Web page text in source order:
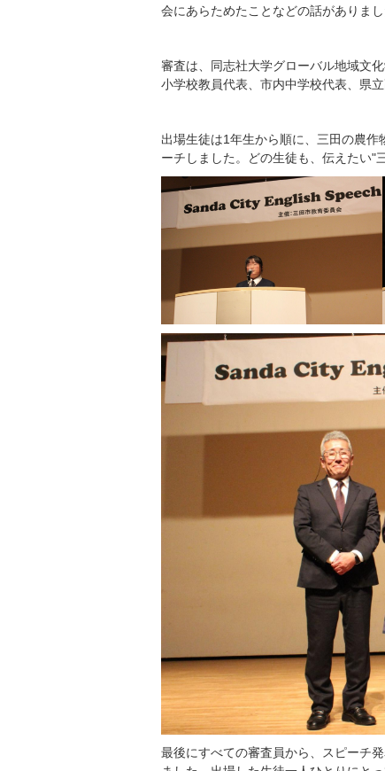
会にあらためたことなどの話がありまし
審査は、同志社大学グローバル地域文
小学校教員代表、市内中学校代表、県
出場生徒は1年生から順に、三田の農
ーチしました。どの生徒も、伝えたい"
最後にすべての審査員から、スピーチ